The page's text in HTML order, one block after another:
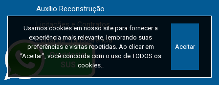
Usamos cookies em nosso site para fornecer a
experiência mais relevante, lembrando suas
preferências e visitas repetidas. Ao clicar em
“Aceitar”, você concorda com o uso de TODOS os
cookies..
Aceitar
Auxílio Reconstrução
Licitações e Contratos
Portal da Transparência
Legislação Municipal
Ouvidoria